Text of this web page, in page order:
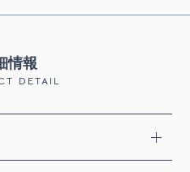
情報
DETAIL